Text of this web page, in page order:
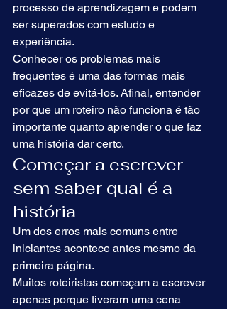
processo de aprendizagem e podem
ser superados com estudo e
experiência.
Conhecer os problemas mais
frequentes é uma das formas mais
eficazes de evitá-los. Afinal, entender
por que um roteiro não funciona é tão
importante quanto aprender o que faz
uma história dar certo.
Começar a escrever
sem saber qual é a
história
Um dos erros mais comuns entre
iniciantes acontece antes mesmo da
primeira página.
Muitos roteiristas começam a escrever
apenas porque tiveram uma cena